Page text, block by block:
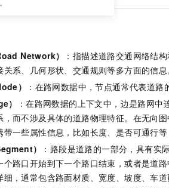
Network）
：指描述道路交通网络结
关系、几何形状、交通规则等多方面的信息
）
：在路网数据中，节点通常代表道路
）
：在路网数据的上下文中，边是路网
，而不涉及具体的道路物理特征。在无向
带一些属性信息，比如长度、是否可通行
）
：路段是道路的一部分，具有实
个路口开始到下一个路口结束，或者是道
细，通常包含路面材质、宽度、坡度、车
的多模态智能体模型
视觉 Coding、空间感知、多模态思考等全面升级
GLM-5.2
1M上下文，专为长程任
Plan NEW
个人版上线、团队版降价；千问3.8-Max首发发尝鲜
验
AI 应用构建
大模型服务平台百炼
丰富多元化的应用模
大模型服务平台百炼-
服务 MaxCompute
新老同享
和 30+ 款产品免费体验
用
最长12个月
验
知与能力提升
Night Plan 支持
夜间 5 折，Qwen/
播课堂（旗舰版）
案
企业应用
CRM
OA 办公系统
财税管理
400电话
务生态合作计划